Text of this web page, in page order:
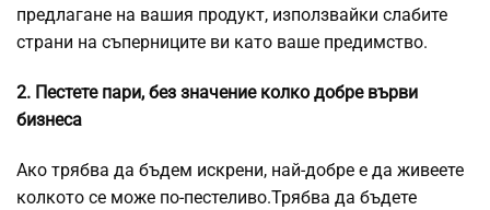
предлагане на вашия продукт, използвайки слабите
страни на съперниците ви като ваше предимство.
2. Пестете пари, без значение колко добре върви
бизнеса
Ако трябва да бъдем искрени, най-добре е да живеете
колкото се може по-пестеливо.Трябва да бъдете